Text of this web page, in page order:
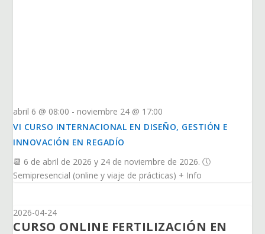
abril 6 @ 08:00 - noviembre 24 @ 17:00
VI CURSO INTERNACIONAL EN DISEÑO, GESTIÓN E
INNOVACIÓN EN REGADÍO
📆 6 de abril de 2026 y 24 de noviembre de 2026. 🕔
Semipresencial (online y viaje de prácticas) + Info
2026-04-24
CURSO ONLINE FERTILIZACIÓN EN